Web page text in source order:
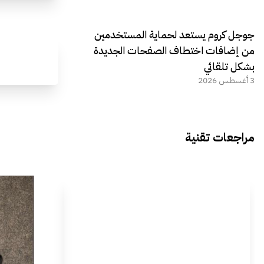
جوجل كروم يستعد لحماية المستخدمين
من إضافات اختطاف الصفحات الجديدة
بشكل تلقائي
3 أغسطس 2026
مراجعات تقنية